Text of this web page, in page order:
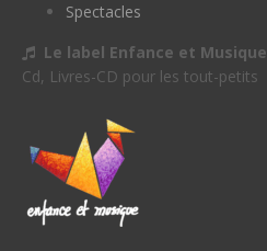
Spectacles
Le label Enfance et Musique
Cd, Livres-CD pour les tout-petits